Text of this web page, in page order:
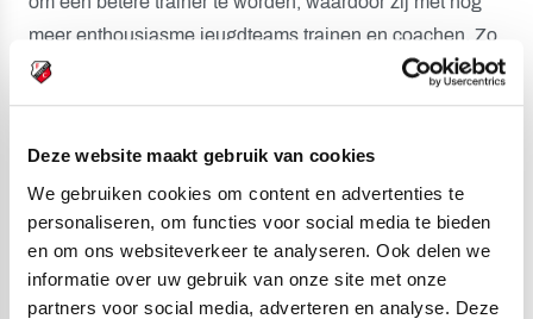
Deze website maakt gebruik van cookies
We gebruiken cookies om content en advertenties te
personaliseren, om functies voor social media te bieden
en om ons websiteverkeer te analyseren. Ook delen we
informatie over uw gebruik van onze site met onze
partners voor social media, adverteren en analyse. Deze
meer enthousiasme jeugdteams trainen en coachen. Zo
leren zij om een training goed te laten verlopen en om
een goede sfeer plus een positief ontwikkelklimaat te
de FC Utrecht opleiders organiseren deze opleiding
voor groepen van minimaal 10 trainers en maximaal 20
bij u op de club. Dit doen wij bij u op de club, maar de
opleiding kan ook online gevolgd worden. De PASS
Play opleiding staat op de landelijke servicelijst van het